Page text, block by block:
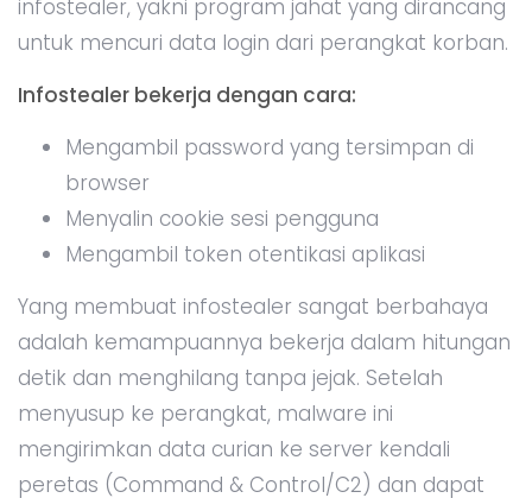
infostealer, yakni program jahat yang dirancang
untuk mencuri data login dari perangkat korban.
Infostealer bekerja dengan cara:
Mengambil password yang tersimpan di
browser
Menyalin cookie sesi pengguna
Mengambil token otentikasi aplikasi
Yang membuat infostealer sangat berbahaya
adalah kemampuannya bekerja dalam hitungan
detik dan menghilang tanpa jejak. Setelah
menyusup ke perangkat, malware ini
mengirimkan data curian ke server kendali
peretas (Command & Control/C2) dan dapat